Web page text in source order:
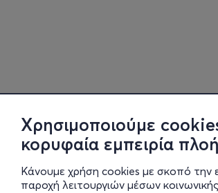
Χρησιμοποιούμε
κορυφαία εμπειρία
Κάνουμε χρήση cookies με σκοπό την
παροχή λειτουργιών μέσων